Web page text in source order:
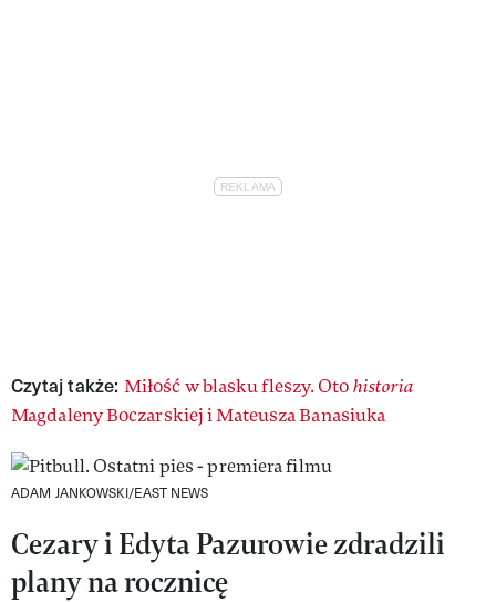
Czytaj także: Miłość w blasku fleszy. Otohistoria
Magdaleny Boczarskiej i Mateusza Banasiuka
ADAM JANKOWSKI/EAST NEWS
Cezary i Edyta Pazurowie zdradzili
plany na rocznicę